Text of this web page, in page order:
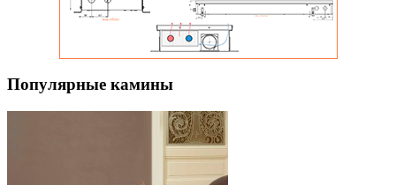
Популярные камины